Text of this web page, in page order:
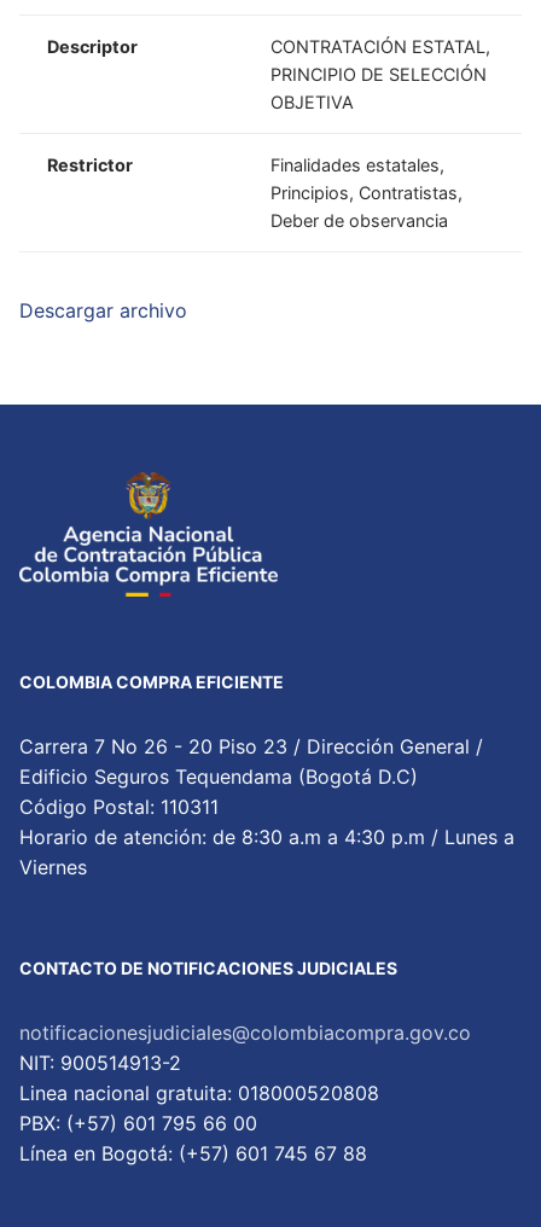
Descriptor
CONTRATACIÓN ESTATAL,
PRINCIPIO DE SELECCIÓN
OBJETIVA
Restrictor
Finalidades estatales,
Principios, Contratistas,
Deber de observancia
Descargar archivo
COLOMBIA COMPRA EFICIENTE
Carrera 7 No 26 - 20 Piso 23 / Dirección General /
Edificio Seguros Tequendama (Bogotá D.C)
Código Postal: 110311
Horario de atención: de 8:30 a.m a 4:30 p.m / Lunes a
Viernes
CONTACTO DE NOTIFICACIONES JUDICIALES
notificacionesjudiciales@colombiacompra.gov.co
NIT: 900514913-2
Linea nacional gratuita: 018000520808
PBX: (+57) 601 795 66 00
Lí­nea en Bogotá: (+57) 601 745 67 88